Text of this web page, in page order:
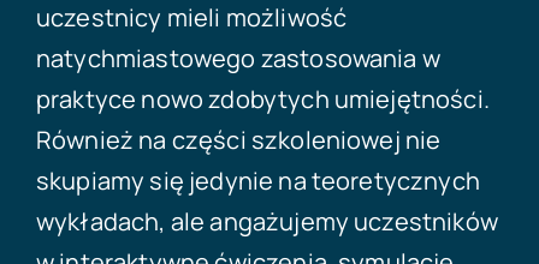
uczestnicy mieli możliwość
natychmiastowego zastosowania w
praktyce nowo zdobytych umiejętności.
Również na części szkoleniowej nie
skupiamy się jedynie na teoretycznych
wykładach, ale angażujemy uczestników